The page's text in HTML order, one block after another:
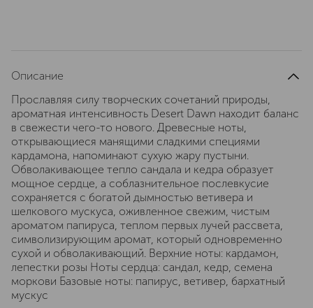
Описание
Прославляя силу творческих сочетаний природы,
ароматная интенсивность Desert Dawn находит баланс
в свежести чего-то нового. Древесные ноты,
открывающиеся манящими сладкими специями
кардамона, напоминают сухую жару пустыни.
Обволакивающее тепло сандала и кедра образует
мощное сердце, а соблазнительное послевкусие
сохраняется с богатой дымностью ветивера и
шелкового мускуса, оживленное свежим, чистым
ароматом папируса, теплом первых лучей рассвета,
символизирующим аромат, который одновременно
сухой и обволакивающий. Верхние ноты: кардамон,
лепестки розы Ноты сердца: сандал, кедр, семена
моркови Базовые ноты: папирус, ветивер, бархатный
мускус